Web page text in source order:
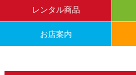
レンタル商品
お店案内